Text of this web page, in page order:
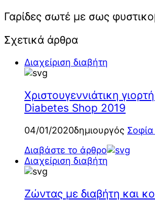
Γαρίδες σωτέ με σως
Σχετικά άρθρα
Διαχείριση διαβήτη
Χριστουγεννιάτικη
Diabetes Shop 2019
04/01/2020δημιουργός
Διαβάστε το άρθρο
Διαχείριση διαβήτη
Ζώντας με διαβήτη και